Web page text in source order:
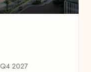
Q4 2027